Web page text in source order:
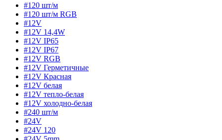
#120 шт/м
#120 шт/м RGB
#12V
#12V 14,4W
#12V IP65
#12V IP67
#12V RGB
#12V Герметичные
#12V Красная
#12V белая
#12V тепло-белая
#12V холодно-белая
#240 шт/м
#24V
#24V 120